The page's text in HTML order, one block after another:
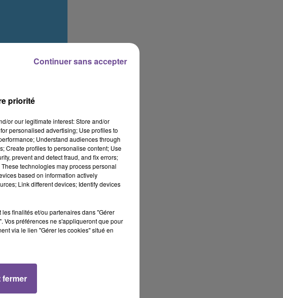
réglementaires,
priorité
or our legitimate interest: Store and/or
personalised advertising; Use profiles to
Understand audiences through
Create profiles to personalise content; Use
prevent and detect fraud, and fix errors;
technologies may process personal
based on information actively
Link different devices; Identify devices
finalités et/ou partenaires dans "Gérer
Vos préférences ne s'appliqueront que pour
via le lien "Gérer les cookies" situé en
fermer
Continuer sans accepter